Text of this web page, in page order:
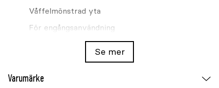
Våffelmönstrad yta
För engångsanvändning
Se mer
Varumärke